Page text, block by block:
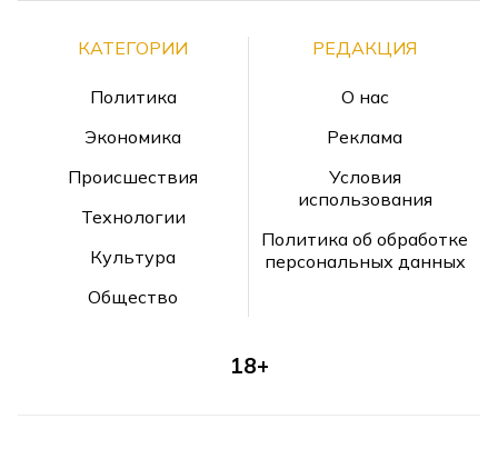
КАТЕГОРИИ
Политика
Экономика
Происшествия
Технологии
Культура
Общество
РЕДАКЦИЯ
О нас
Реклама
Условия
использования
Политика об обработке
персональных данных
18+